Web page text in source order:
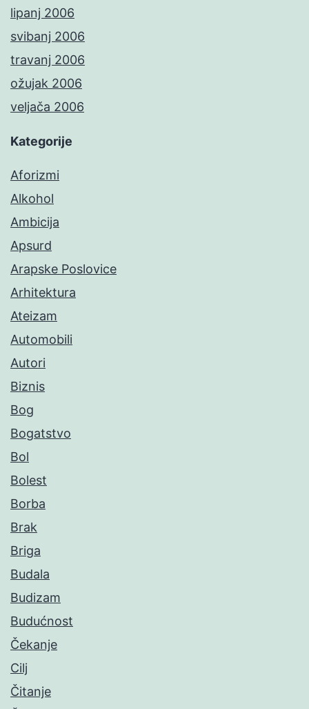
lipanj 2006
svibanj 2006
travanj 2006
ožujak 2006
veljača 2006
Kategorije
Aforizmi
Alkohol
Ambicija
Apsurd
Arapske Poslovice
Arhitektura
Ateizam
Automobili
Autori
Biznis
Bog
Bogatstvo
Bol
Bolest
Borba
Brak
Briga
Budala
Budizam
Budućnost
Čekanje
Cilj
Čitanje